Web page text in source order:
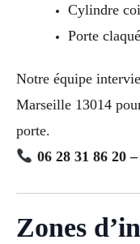
Cylindre
Porte
Notre équipe
Marseille 13014
porte.
06 28 31 86 20
Zones